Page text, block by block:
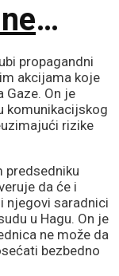
propagandni
akcijama koje
Gaze. On je
komunikacijskog
rizike
predsedniku
da će i
njegovi saradnici
u Hagu. On je
ne može da
bezbedno